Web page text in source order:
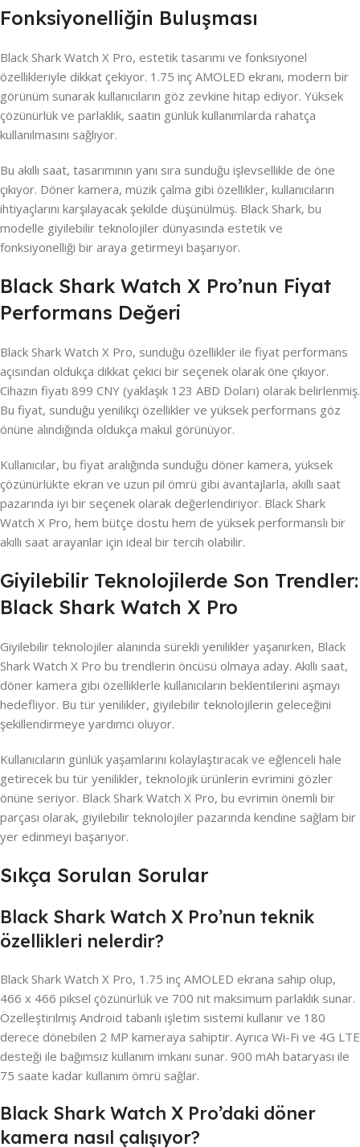
Fonksiyonelliğin Buluşması
Black Shark Watch X Pro, estetik tasarımı ve fonksiyonel
özellikleriyle dikkat çekiyor. 1.75 inç AMOLED ekranı, modern bir
görünüm sunarak kullanıcıların göz zevkine hitap ediyor. Yüksek
çözünürlük ve parlaklık, saatin günlük kullanımlarda rahatça
kullanılmasını sağlıyor.
Bu akıllı saat, tasarımının yanı sıra sunduğu işlevsellikle de öne
çıkıyor. Döner kamera, müzik çalma gibi özellikler, kullanıcıların
ihtiyaçlarını karşılayacak şekilde düşünülmüş. Black Shark, bu
modelle giyilebilir teknolojiler dünyasında estetik ve
fonksiyonelliği bir araya getirmeyi başarıyor.
Black Shark Watch X Pro’nun Fiyat
Performans Değeri
Black Shark Watch X Pro, sunduğu özellikler ile fiyat performans
açısından oldukça dikkat çekici bir seçenek olarak öne çıkıyor.
Cihazın fiyatı 899 CNY (yaklaşık 123 ABD Doları) olarak belirlenmiş.
Bu fiyat, sunduğu yenilikçi özellikler ve yüksek performans göz
önüne alındığında oldukça makul görünüyor.
Kullanıcılar, bu fiyat aralığında sunduğu döner kamera, yüksek
çözünürlükte ekran ve uzun pil ömrü gibi avantajlarla, akıllı saat
pazarında iyi bir seçenek olarak değerlendiriyor. Black Shark
Watch X Pro, hem bütçe dostu hem de yüksek performanslı bir
akıllı saat arayanlar için ideal bir tercih olabilir.
Giyilebilir Teknolojilerde Son Trendler:
Black Shark Watch X Pro
Giyilebilir teknolojiler alanında sürekli yenilikler yaşanırken, Black
Shark Watch X Pro bu trendlerin öncüsü olmaya aday. Akıllı saat,
döner kamera gibi özelliklerle kullanıcıların beklentilerini aşmayı
hedefliyor. Bu tür yenilikler, giyilebilir teknolojilerin geleceğini
şekillendirmeye yardımcı oluyor.
Kullanıcıların günlük yaşamlarını kolaylaştıracak ve eğlenceli hale
getirecek bu tür yenilikler, teknolojik ürünlerin evrimini gözler
önüne seriyor. Black Shark Watch X Pro, bu evrimin önemli bir
parçası olarak, giyilebilir teknolojiler pazarında kendine sağlam bir
yer edinmeyi başarıyor.
Sıkça Sorulan Sorular
Black Shark Watch X Pro’nun teknik
özellikleri nelerdir?
Black Shark Watch X Pro, 1.75 inç AMOLED ekrana sahip olup,
466 x 466 piksel çözünürlük ve 700 nit maksimum parlaklık sunar.
Özelleştirilmiş Android tabanlı işletim sistemi kullanır ve 180
derece dönebilen 2 MP kameraya sahiptir. Ayrıca Wi-Fi ve 4G LTE
desteği ile bağımsız kullanım imkanı sunar. 900 mAh bataryası ile
75 saate kadar kullanım ömrü sağlar.
Black Shark Watch X Pro’daki döner
kamera nasıl çalışıyor?